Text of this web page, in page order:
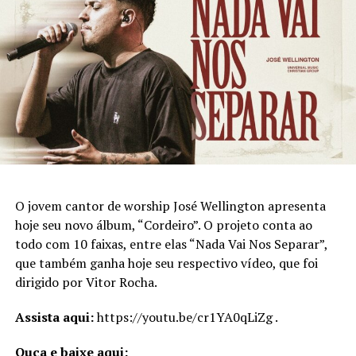
conta Leidy.
PUBLICIDADE
O jovem cantor de worship José Wellington apresenta
hoje seu novo álbum, “Cordeiro”. O projeto conta ao
todo com 10 faixas, entre elas “Nada Vai Nos Separar”,
que também ganha hoje seu respectivo vídeo, que foi
dirigido por Vitor Rocha.
Assista aqui:https://youtu.be/cr1YA0qLiZg .
Ouça e baixe aqui: